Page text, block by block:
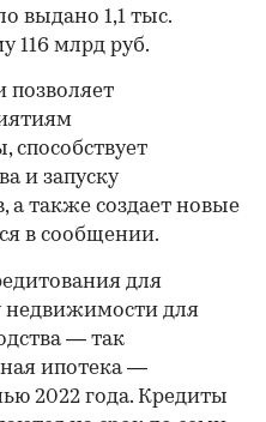
выдано 1,1 тыс.
116 млрд руб.
позволяет
способствует
и запуску
а также создает новые
в сообщении.
для
недвижимости для
— так
ипотека —
2022 года. Кредиты